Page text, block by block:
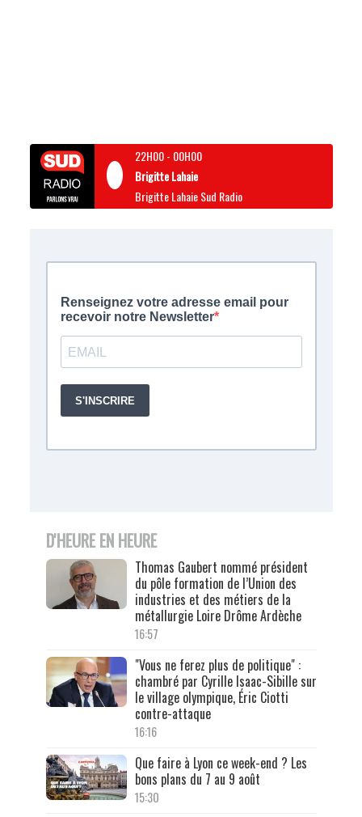
22H00- 00H00
Brigitte Lahaie
Brigitte Lahaie Sud Radio
D'HEURE EN HEURE
Thomas Gaubert nommé président
du pôle formation de l’Union des
industries et des métiers de la
métallurgie Loire Drôme Ardèche
16:57
"Vous ne ferez plus de politique" :
chambré par Cyrille Isaac-Sibille sur
le village olympique, Éric Ciotti
contre-attaque
16:16
Que faire à Lyon ce week-end ? Les
bons plans du 7 au 9 août
15:30